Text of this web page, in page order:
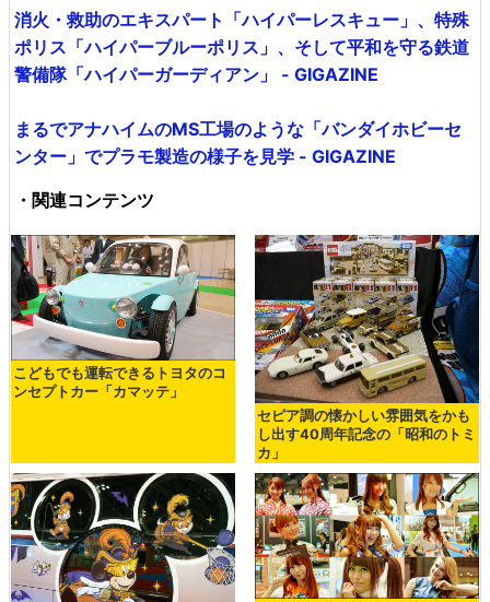
消火・救助のエキスパート「ハイパーレスキュー」、特殊
ポリス「ハイパーブルーポリス」、そして平和を守る鉄道
警備隊「ハイパーガーディアン」 - GIGAZINE
まるでアナハイムのMS工場のような「バンダイホビーセ
ンター」でプラモ製造の様子を見学 - GIGAZINE
・関連コンテンツ
こどもでも運転できるトヨタのコ
ンセプトカー「カマッテ」
セピア調の懐かしい雰囲気をかも
し出す40周年記念の「昭和のトミ
カ」